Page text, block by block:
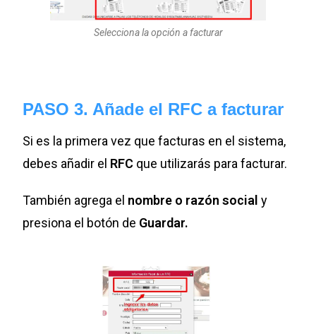
Selecciona la opción a facturar
PASO 3. Añade el RFC a facturar
Si es la primera vez que facturas en el sistema,
debes añadir el RFC que utilizarás para facturar.
También agrega el nombre o razón socialy
presiona el botón de Guardar.